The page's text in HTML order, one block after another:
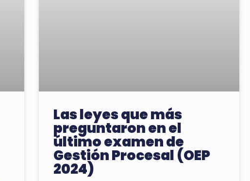
Las leyes que más
preguntaron en el
último examen de
Gestión Procesal (OEP
2024)